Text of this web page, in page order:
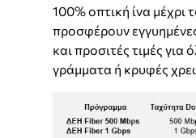
100% οπτική ίνα μέχρι
προσφέρουν
και προσιτές τιμές για
γράμματα ή κρυφές